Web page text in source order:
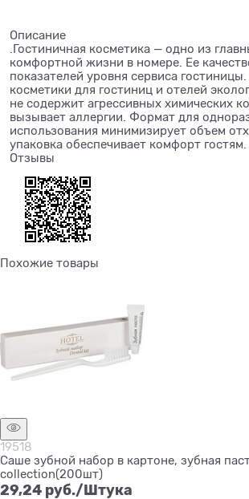
Описание
.Гостиничная косметика — одно из
комфортной жизни в номере. Ее
показателей уровня сервиса
косметики для гостиниц и отелей
не содержит агрессивных химических
вызывает аллергии. Формат для
использования минимизирует объем
упаковка обеспечивает комфорт гостям.
Отзывы
Похожие товары
19518
Саше зубной набор в картоне, зубная
colleсtion(200шт)
29,24 руб./Штука